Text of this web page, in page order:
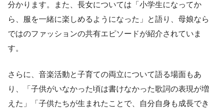
分かります。また、長女については「小学生になってか
ら、服を一緒に楽しめるようになった」と語り、母娘なら
ではのファッションの共有エピソードが紹介されていま
す。
さらに、音楽活動と子育ての両立について語る場面もあ
り、「子供がいなかった頃は書けなかった歌詞の表現が増
えた」「子供たちが生まれたことで、自分自身も成長でき